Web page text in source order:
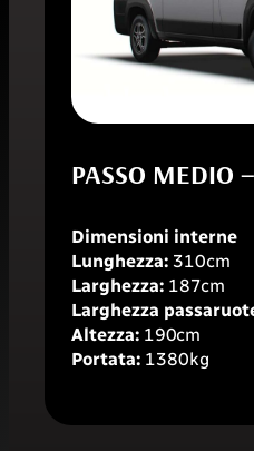
PASSO MEDIO
Dimensioni interne
Lunghezza: 310cm
Larghezza: 187cm
Larghezza
Altezza: 190cm
Portata: 1380kg